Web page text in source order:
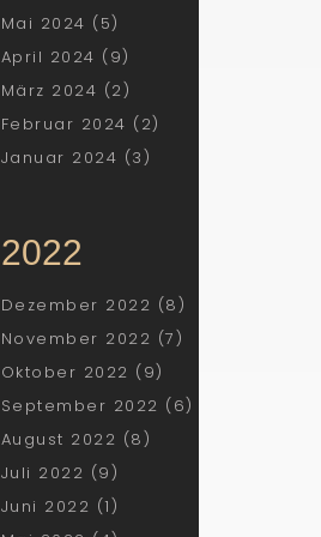
Mai 2024 (5)
April 2024 (9)
März 2024 (2)
Februar 2024 (2)
Januar 2024 (3)
2022
Dezember 2022 (8)
November 2022 (7)
Oktober 2022 (9)
September 2022 (6)
August 2022 (8)
Juli 2022 (9)
Juni 2022 (1)